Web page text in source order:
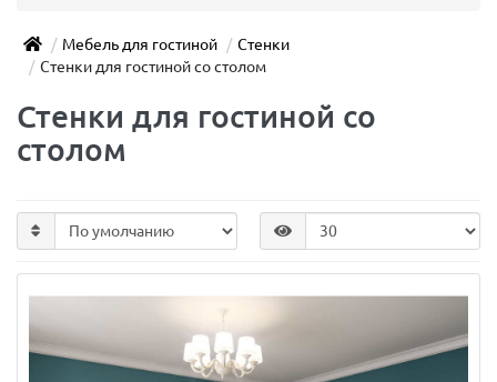
Мебель для гостиной
Стенки
Стенки для гостиной со столом
Стенки для гостиной со
столом